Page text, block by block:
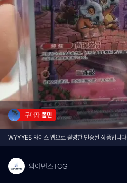
구매자 폴민
WYYYES 와이스 앱으로 촬영한 인증된 상품입니다
와이번스TCG